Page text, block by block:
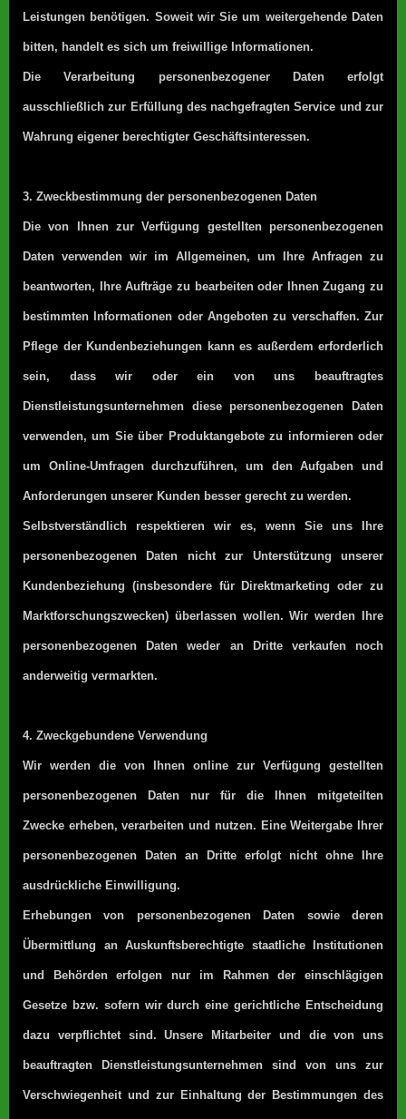
Leistungen benötigen. Soweit wir Sie um weitergehende Daten
bitten, handelt es sich um freiwillige Informationen.
Die Verarbeitung personenbezogener Daten erfolgt
ausschließlich zur Erfüllung des nachgefragten Service und zur
Wahrung eigener berechtigter Geschäftsinteressen.
3. Zweckbestimmung der personenbezogenen Daten
Die von Ihnen zur Verfügung gestellten personenbezogenen
Daten verwenden wir im Allgemeinen, um Ihre Anfragen zu
beantworten, Ihre Aufträge zu bearbeiten oder Ihnen Zugang zu
bestimmten Informationen oder Angeboten zu verschaffen. Zur
Pflege der Kundenbeziehungen kann es außerdem erforderlich
sein, dass wir oder ein von uns beauftragtes
Dienstleistungsunternehmen diese personenbezogenen Daten
verwenden, um Sie über Produktangebote zu informieren oder
um Online-Umfragen durchzuführen, um den Aufgaben und
Anforderungen unserer Kunden besser gerecht zu werden.
Selbstverständlich respektieren wir es, wenn Sie uns Ihre
personenbezogenen Daten nicht zur Unterstützung unserer
Kundenbeziehung (insbesondere für Direktmarketing oder zu
Marktforschungszwecken) überlassen wollen. Wir werden Ihre
personenbezogenen Daten weder an Dritte verkaufen noch
anderweitig vermarkten.
4. Zweckgebundene Verwendung
Wir werden die von Ihnen online zur Verfügung gestellten
personenbezogenen Daten nur für die Ihnen mitgeteilten
Zwecke erheben, verarbeiten und nutzen. Eine Weitergabe Ihrer
personenbezogenen Daten an Dritte erfolgt nicht ohne Ihre
ausdrückliche Einwilligung.
Erhebungen von personenbezogenen Daten sowie deren
Übermittlung an Auskunftsberechtigte staatliche Institutionen
und Behörden erfolgen nur im Rahmen der einschlägigen
Gesetze bzw. sofern wir durch eine gerichtliche Entscheidung
dazu verpflichtet sind. Unsere Mitarbeiter und die von uns
beauftragten Dienstleistungsunternehmen sind von uns zur
Verschwiegenheit und zur Einhaltung der Bestimmungen des